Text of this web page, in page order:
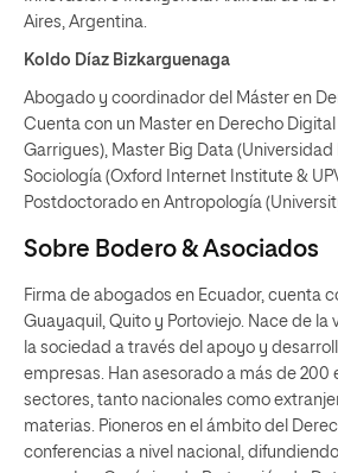
Aires, Argentina.
Koldo Díaz Bizkarguenaga
Abogado y coordinador del Máster en
Cuenta con un Master en Derecho
Garrigues), Master Big Data
Sociología (Oxford Internet Institute &
Postdoctorado en Antropología
Sobre Bodero & Asociados
Firma de abogados en Ecuador, cuenta
Guayaquil, Quito y Portoviejo. Nace de la
la sociedad a través del apoyo y
empresas. Han asesorado a más de 200
sectores, tanto nacionales como
materias. Pioneros en el ámbito del
conferencias a nivel nacional,